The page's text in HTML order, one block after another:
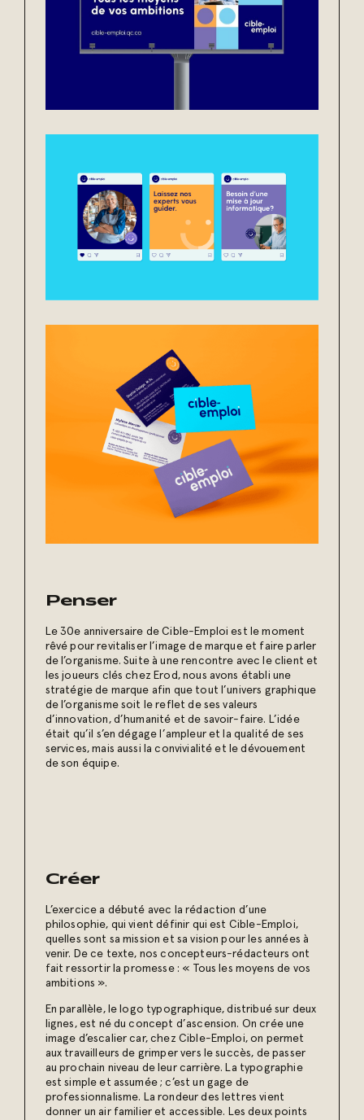
Penser
Le 30e anniversaire de Cible-Emploi est le moment
rêvé pour revitaliser l’image de marque et faire parler
de l’organisme. Suite à une rencontre avec le client et
les joueurs clés chez Erod, nous avons établi une
stratégie de marque afin que tout l’univers graphique
de l’organisme soit le reflet de ses valeurs
d’innovation, d’humanité et de savoir-faire. L’idée
était qu’il s’en dégage l’ampleur et la qualité de ses
services, mais aussi la convivialité et le dévouement
de son équipe.
Créer
L’exercice a débuté avec la rédaction d’une
philosophie, qui vient définir qui est Cible-Emploi,
quelles sont sa mission et sa vision pour les années à
venir. De ce texte, nos concepteurs-rédacteurs ont
fait ressortir la promesse : « Tous les moyens de vos
ambitions ».
En parallèle, le logo typographique, distribué sur deux
lignes, est né du concept d’ascension. On crée une
image d’escalier car, chez Cible-Emploi, on permet
aux travailleurs de grimper vers le succès, de passer
au prochain niveau de leur carrière. La typographie
est simple et assumée ; c’est un gage de
professionnalisme. La rondeur des lettres vient
donner un air familier et accessible. Les deux points